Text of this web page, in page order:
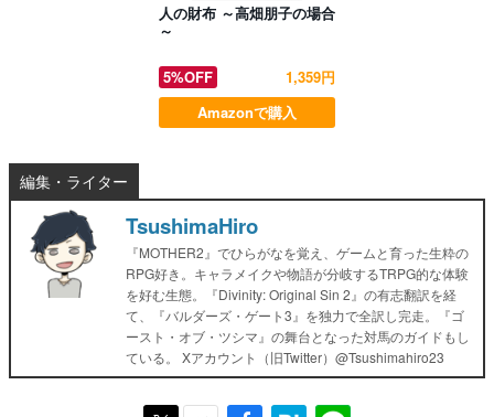
人の財布 ～高畑朋子の場合
～
5%OFF
1,359円
Amazonで購入
編集・ライター
TsushimaHiro
『MOTHER2』でひらがなを覚え、ゲームと育った生粋の
RPG好き。キャラメイクや物語が分岐するTRPG的な体験
を好む生態。『Divinity: Original Sin 2』の有志翻訳を経
て、『バルダーズ・ゲート3』を独力で全訳し完走。『ゴ
ースト・オブ・ツシマ』の舞台となった対馬のガイドもし
ている。 Xアカウント（旧Twitter）@Tsushimahiro23